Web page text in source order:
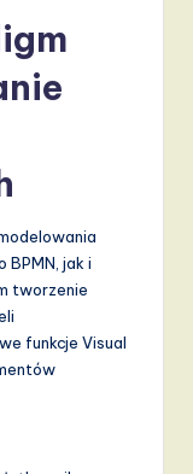
jak i
tworzenie
funkcje Visual